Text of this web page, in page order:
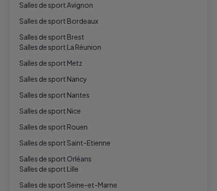
Salles de sport Avignon
Salles de sport Bordeaux
Salles de sport Brest
Salles de sport La Réunion
Salles de sport Metz
Salles de sport Nancy
Salles de sport Nantes
Salles de sport Nice
Salles de sport Rouen
Salles de sport Saint-Etienne
Salles de sport Orléans
Salles de sport Lille
Salles de sport Seine-et-Marne